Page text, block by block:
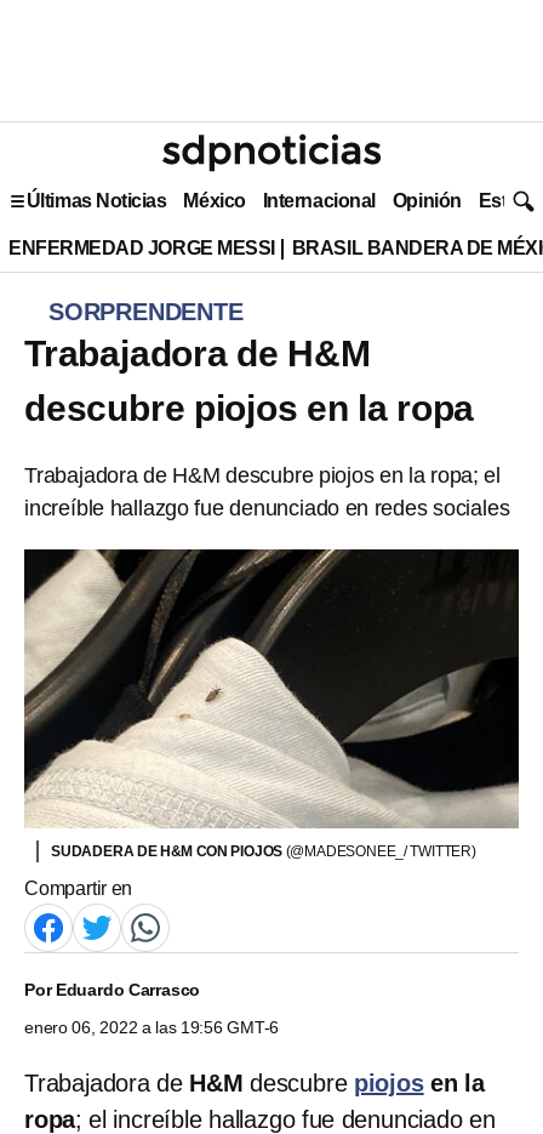
Últimas Noticias México Internacional Opinión Estilo
ENFERMEDAD JORGE MESSI BRASIL BANDERA DE
SORPRENDENTE
Trabajadora de H&M
descubre piojos en la ropa
Trabajadora de H&M descubre piojos en la ropa; el
increíble hallazgo fue denunciado en redes sociales
SUDADERA DE H&M CON PIOJOS (@MADESONEE_/ TWITTER)
Compartir en
PorEduardo Carrasco
enero 06, 2022 a las 19:56 GMT-6
Trabajadora de H&Mdescubre piojos en la
ropa; el increíble hallazgo fue denunciado en